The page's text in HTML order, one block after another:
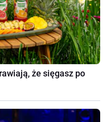
że sięgasz po